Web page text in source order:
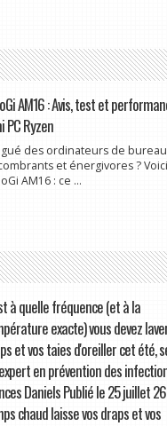
AM16 : Avis, test et
PC Ryzen
des ordinateurs de bureau
et énergivores ?
AM16 : ce ...
à quelle fréquence (et à la
exacte) vous devez
et vos taies d'oreiller cet été,
en prévention des
Daniels Publié le 25 juillet
chaud laisse vos draps et vos